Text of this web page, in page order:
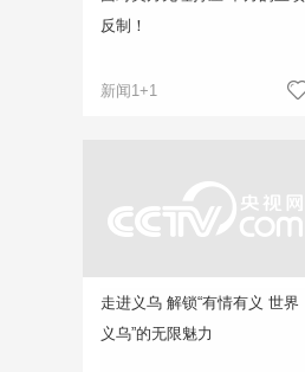
反制！
新闻1+1
走进义乌 解锁“有情有义 世界
义乌”的无限魅力